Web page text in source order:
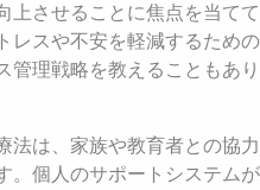
上させることに焦点を当てて
レスや不安を軽減するための
管理戦略を教えることもあり
法は、家族や教育者との協力
。個人のサポートシステムが